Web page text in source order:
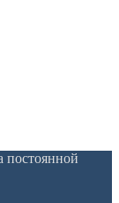
постоянной